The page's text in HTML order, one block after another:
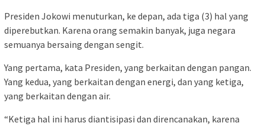
Presiden Jokowi menuturkan, ke depan, ada tiga (3) hal yang
diperebutkan. Karena orang semakin banyak, juga negara
semuanya bersaing dengan sengit.
Yang pertama, kata Presiden, yang berkaitan dengan pangan.
Yang kedua, yang berkaitan dengan energi, dan yang ketiga,
yang berkaitan dengan air.
“Ketiga hal ini harus diantisipasi dan direncanakan, karena